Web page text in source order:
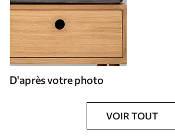
D'après votre photo
VOIR TOUT